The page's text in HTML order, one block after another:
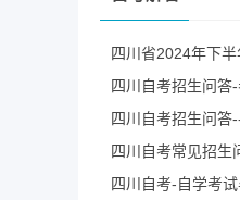
四川省2024年下
四川自考招生问答
四川自考招生问答
四川自考常见招生
四川自考-自学考